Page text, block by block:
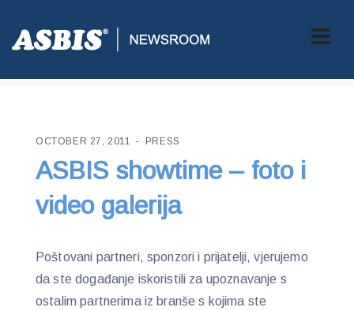
ASBIS CROATIA> PRESS> ASBIS SHOWTIME – FOTO I VIDEO
OCTOBER 27, 2011 PRESS
ASBIS showtime – foto i
video galerija
Poštovani partneri, sponzori i prijatelji, vjerujemo
da ste događanje iskoristili za upoznavanje s
ostalim partnerima iz branše s kojima ste